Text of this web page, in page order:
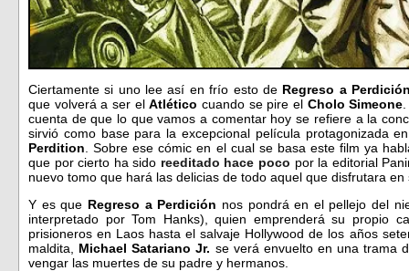
Ciertamente si uno lee así en frío esto de Regreso a
que volverá a ser elAtlético cuando se pire el Cholo Simeone
cuenta de que lo que vamos a comentar hoy se refiere a la
sirvió como base para la excepcional película protagonizada
Perdition . Sobre ese cómic en el cual se basa este film ya
que por cierto ha sido reeditado hace poco por la editorial
nuevo tomo que hará las delicias de todo aquel que disfrutara
Y es que Regreso a Perdición nos pondrá en el pellejo del
interpretado por Tom Hanks), quien emprenderá su propio
prisioneros en Laos hasta el salvaje Hollywood de los años
maldita, Michael Satariano Jr. se verá envuelto en una trama
vengar las muertes de su padre y hermanos.